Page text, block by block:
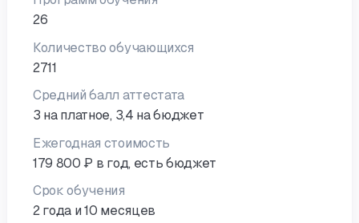
26
Количество обучающихся
2711
Средний балл аттестата
3 на платное, 3,4 на бюджет
Ежегодная стоимость
179 800 ₽ в год, есть бюджет
Срок обучения
2 года и 10 месяцев